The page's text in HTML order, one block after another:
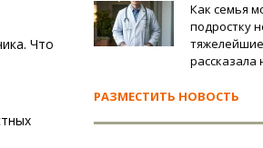
Что
Как семья
подростку
рассказала
РАЗМЕСТИТЬ НОВОСТЬ